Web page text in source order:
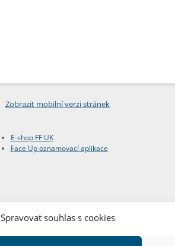
Spravovat souhlas s cookies
Zobrazit mobilní verzi stránek
E-shop FF UK
Face Up oznamovací aplikace